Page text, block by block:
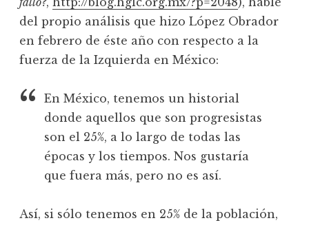
del propio análisis que hizo López Obrador
en febrero de éste año con respecto a la
fuerza de la Izquierda en México:
En México, tenemos un historial
donde aquellos que son progresistas
son el 25%, a lo largo de todas las
épocas y los tiempos. Nos gustaría
que fuera más, pero no es así.
Así, si sólo tenemos en 25% de la población,